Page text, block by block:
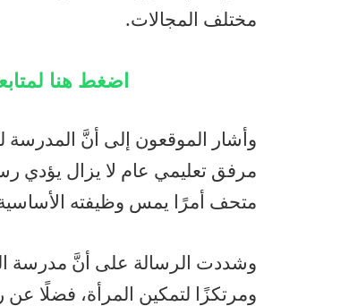
مختلف المجالات.
اضغط هنا
وأشار الموقعون إلى أنَّ
مرفق تعليمي عام لا يزال يؤدي
متحف أمرًا يمس وظيفته
وشددت الرسالة على أنَّ مدرسة
ومرتكزًا لتمكين المرأة، فضلًا عن